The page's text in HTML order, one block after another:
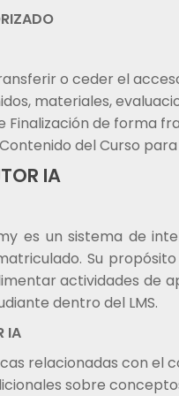
o ceder el
materiales,
Finalización de forma
del Curso
IA
es un sistema de
Su
actividades de
dentro del LMS.
IA
relacionadas con el
sobre